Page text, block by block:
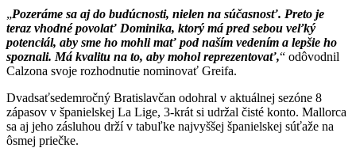
Pozeráme sa aj do budúcnosti, nielen na súčasnosť. Preto je
teraz vhodné povolať Dominika, ktorý má pred sebou veľký
potenciál, aby sme ho mohli mať pod naším vedením a lepšie ho
spoznali. Má kvalitu na to, aby mohol reprezentovať,
odôvodnil
Calzona svoje rozhodnutie nominovať Greifa.
Dvadsaťsedemročný Bratislavčan odohral v aktuálnej sezóne 8
zápasov v španielskej La Lige, 3-krát si udržal čisté konto. Mallorca
sa aj jeho zásluhou drží v tabuľke najvyššej španielskej súťaže na
ôsmej priečke.